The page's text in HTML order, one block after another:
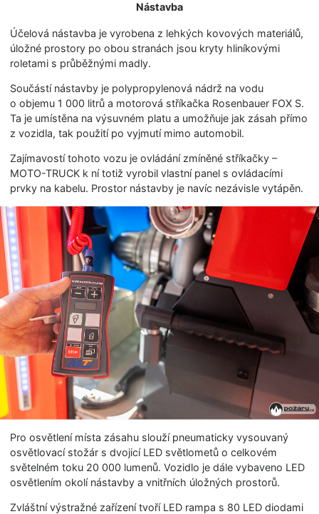
Nástavba
Účelová nástavba je vyrobena z lehkých kovových materiálů,
úložné prostory po obou stranách jsou kryty hliníkovými
roletami s průběžnými madly.
Součástí nástavby je polypropylenová nádrž na vodu
o objemu 1 000 litrů a motorová stříkačka Rosenbauer FOX S.
Ta je umístěna na výsuvném platu a umožňuje jak zásah přímo
z vozidla, tak použití po vyjmutí mimo automobil.
Zajímavostí tohoto vozu je ovládání zmíněné stříkačky –
MOTO-TRUCK k ní totiž vyrobil vlastní panel s ovládacími
prvky na kabelu. Prostor nástavby je navíc nezávisle vytápěn.
Pro osvětlení místa zásahu slouží pneumaticky vysouvaný
osvětlovací stožár s dvojicí LED světlometů o celkovém
světelném toku 20 000 lumenů. Vozidlo je dále vybaveno LED
osvětlením okolí nástavby a vnitřních úložných prostorů.
Zvláštní výstražné zařízení tvoří LED rampa s 80 LED diodami